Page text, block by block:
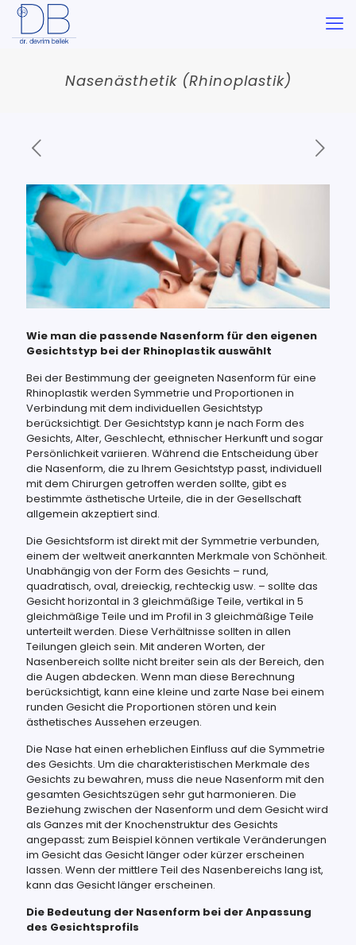
Nasenästhetik (Rhinoplastik)
Wie man die passende Nasenform für den eigenen
Gesichtstyp bei der Rhinoplastik auswählt
Bei der Bestimmung der geeigneten Nasenform für eine
Rhinoplastik werden Symmetrie und Proportionen in
Verbindung mit dem individuellen Gesichtstyp
berücksichtigt. Der Gesichtstyp kann je nach Form des
Gesichts, Alter, Geschlecht, ethnischer Herkunft und sogar
Persönlichkeit variieren. Während die Entscheidung über
die Nasenform, die zu Ihrem Gesichtstyp passt, individuell
mit dem Chirurgen getroffen werden sollte, gibt es
bestimmte ästhetische Urteile, die in der Gesellschaft
allgemein akzeptiert sind.
Die Gesichtsform ist direkt mit der Symmetrie verbunden,
einem der weltweit anerkannten Merkmale von Schönheit.
Unabhängig von der Form des Gesichts – rund,
quadratisch, oval, dreieckig, rechteckig usw. – sollte das
Gesicht horizontal in 3 gleichmäßige Teile, vertikal in 5
gleichmäßige Teile und im Profil in 3 gleichmäßige Teile
unterteilt werden. Diese Verhältnisse sollten in allen
Teilungen gleich sein. Mit anderen Worten, der
Nasenbereich sollte nicht breiter sein als der Bereich, den
die Augen abdecken. Wenn man diese Berechnung
berücksichtigt, kann eine kleine und zarte Nase bei einem
runden Gesicht die Proportionen stören und kein
ästhetisches Aussehen erzeugen.
Die Nase hat einen erheblichen Einfluss auf die Symmetrie
des Gesichts. Um die charakteristischen Merkmale des
Gesichts zu bewahren, muss die neue Nasenform mit den
gesamten Gesichtszügen sehr gut harmonieren. Die
Beziehung zwischen der Nasenform und dem Gesicht wird
als Ganzes mit der Knochenstruktur des Gesichts
angepasst; zum Beispiel können vertikale Veränderungen
im Gesicht das Gesicht länger oder kürzer erscheinen
lassen. Wenn der mittlere Teil des Nasenbereichs lang ist,
kann das Gesicht länger erscheinen.
Die Bedeutung der Nasenform bei der Anpassung
des Gesichtsprofils